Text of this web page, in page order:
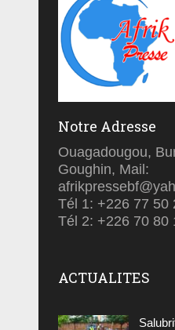
Notre Adresse
Ouagadougou,
Goughin, Mail:
Tél 1: +226 77 50
Tél 2: +226 70 80
ACTUALITES